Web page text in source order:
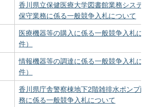
香川県立保健医療大学図書館業務システ
保守業務に係る一般競争入札について
医療機器等の購入に係る一般競争入札に
件）
情報機器等の調達に係る一般競争入札に
件）
香川県庁舎警察棟地下2階雑排水ポンプ
務に係る一般競争入札について